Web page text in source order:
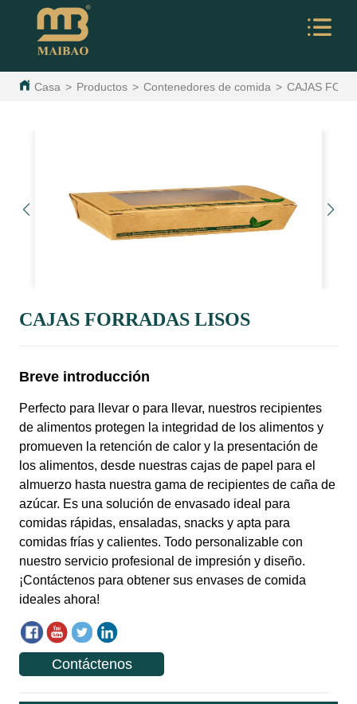
Casa > Productos > Contenedores de comida > CAJAS
CAJAS FORRADAS LISOS
Contáctenos